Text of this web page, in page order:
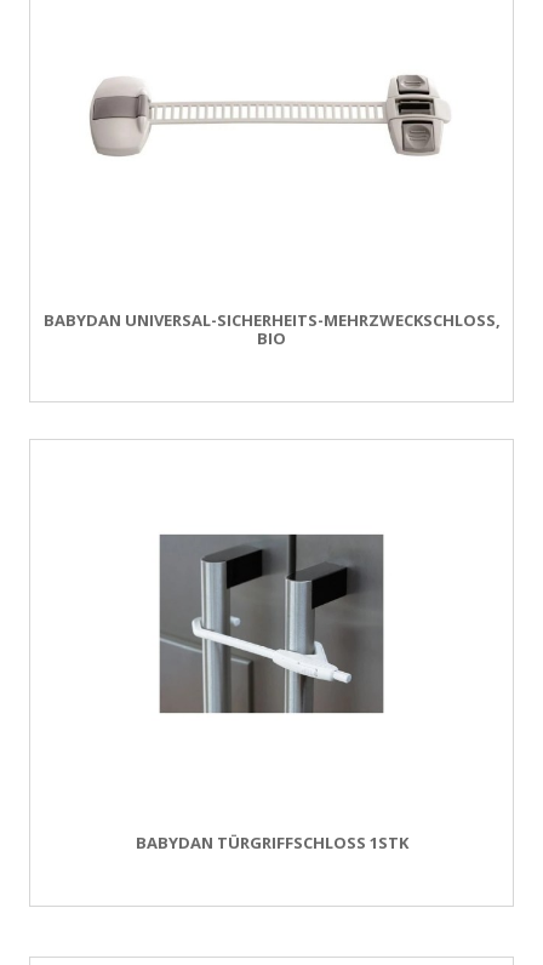
BABYDAN UNIVERSAL-SICHERHEITS-MEHRZWECKSCHLOSS,
BIO
BABYDAN TÜRGRIFFSCHLOSS 1STK